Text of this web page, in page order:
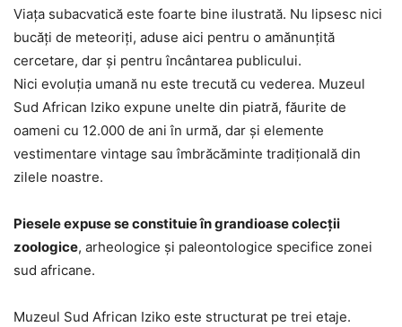
Viaţa subacvatică este foarte bine ilustrată. Nu lipsesc nici
bucăţi de meteoriţi, aduse aici pentru o amănunţită
cercetare, dar şi pentru încântarea publicului.
Nici evoluţia umană nu este trecută cu vederea. Muzeul
Sud African Iziko expune unelte din piatră, făurite de
oameni cu 12.000 de ani în urmă, dar şi elemente
vestimentare vintage sau îmbrăcăminte tradiţională din
zilele noastre.
Piesele expuse se constituie în grandioase colecţii
zoologice, arheologice şi paleontologice specifice zonei
sud africane.
Muzeul Sud African Iziko este structurat pe trei etaje.